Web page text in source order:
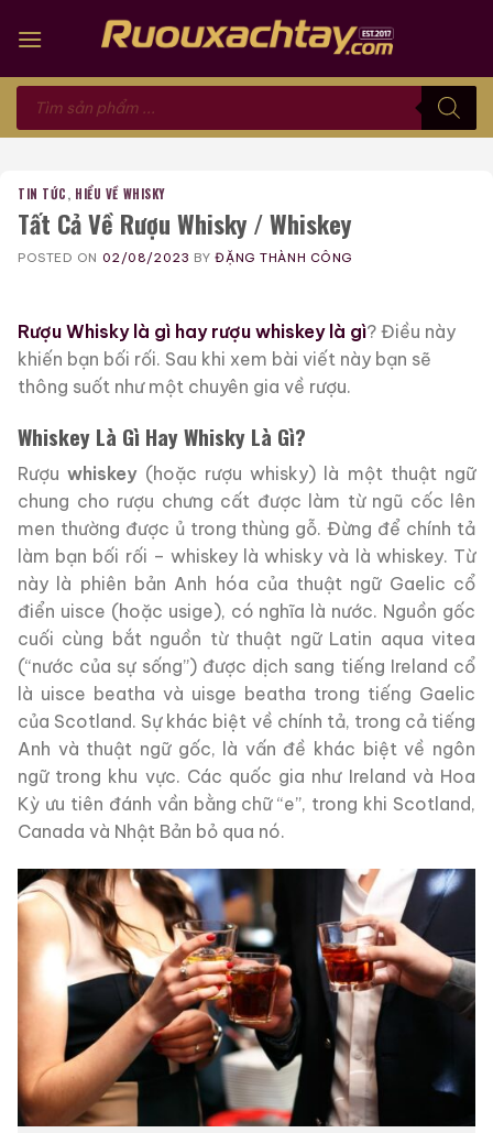
Tìm
kiếm
phẩm
TIN TỨC, HIỂU VỀ WHISKY
Tất Cả Về Rượu Whisky / Whiskey
POSTED ON 02/08/2023 BYĐẶNG THÀNH CÔNG
Rượu Whisky là gì hay rượu whiskey là gì? Điều này
khiến bạn bối rối. Sau khi xem bài viết này bạn sẽ
thông suốt như một chuyên gia về rượu.
Whiskey Là Gì Hay Whisky Là Gì?
Rượuwhiskey(hoặc rượu whisky) là một thuật ngữ
chung cho rượu chưng cất được làm từ ngũ cốc lên
men thường được ủ trong thùng gỗ. Đừng để chính tả
làm bạn bối rối – whiskey là whisky và là whiskey. Từ
này là phiên bản Anh hóa của thuật ngữ Gaelic cổ
điển uisce (hoặc usige), có nghĩa là nước. Nguồn gốc
cuối cùng bắt nguồn từ thuật ngữ Latin aqua vitea
(“nước của sự sống”) được dịch sang tiếng Ireland cổ
là uisce beatha và uisge beatha trong tiếng Gaelic
của Scotland. Sự khác biệt về chính tả, trong cả tiếng
Anh và thuật ngữ gốc, là vấn đề khác biệt về ngôn
ngữ trong khu vực. Các quốc gia như Ireland và Hoa
Kỳ ưu tiên đánh vần bằng chữ “e”, trong khi Scotland,
Canada và Nhật Bản bỏ qua nó.